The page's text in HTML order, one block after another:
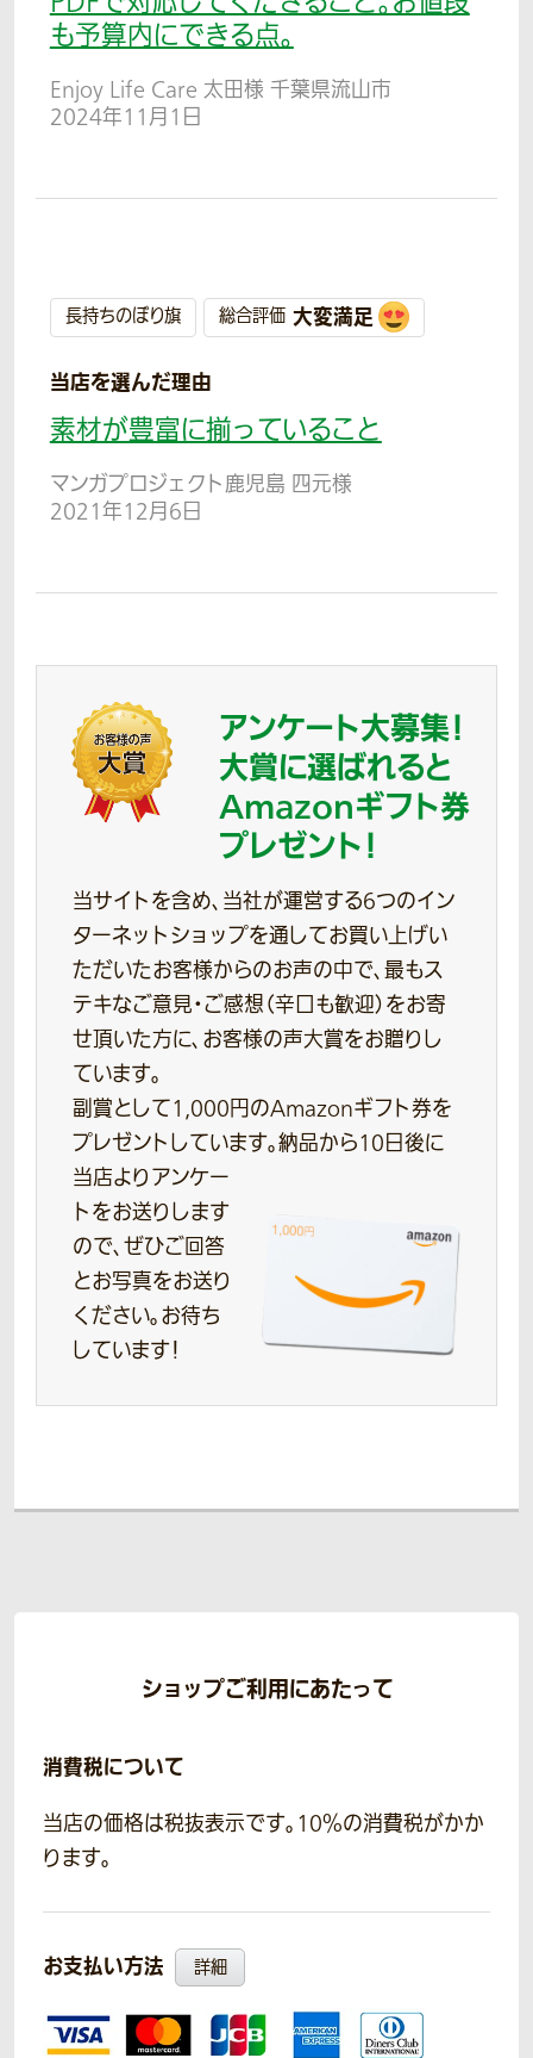
も予算内にできる点。
Enjoy Life Care 太田様 千葉県流山市
2024年11月1日
長持ちのぼり旗 総合評価 大変満足
当店を選んだ理由
素材が豊富に揃っていること
マンガプロジェクト鹿児島 四元様
2021年12月6日
アンケート大募集！
大賞に選ばれると
Amazonギフト券
プレゼント！
当サイトを含め、当社が運営する6つのイン
ターネットショップを通してお買い上げい
ただいたお客様からのお声の中で、最もス
テキなご意見・ご感想（辛口も歓迎）をお寄
せ頂いた方に、お客様の声大賞をお贈りし
ています。
副賞として1,000円のAmazonギフト券を
プレゼントしています。納品から10日後に
当店よりアンケー
トをお送りします
ので、ぜひご回答
とお写真をお送り
ください。お待ち
しています！
ショップご利用にあたって
消費税について
当店の価格は税抜表示です。10％の消費税がかか
ります。
お支払い方法 詳細